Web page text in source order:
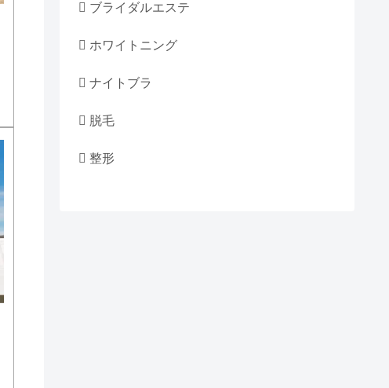
ブライダルエステ
ホワイトニング
ナイトブラ
脱毛
整形